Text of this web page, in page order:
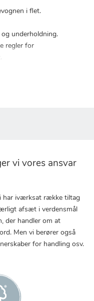
i flet.
underholdning.
regler for
vi vores ansvar
har iværksat række tiltag
afsæt i verdensmål
der handler om at
Men vi berører også
for handling osv.